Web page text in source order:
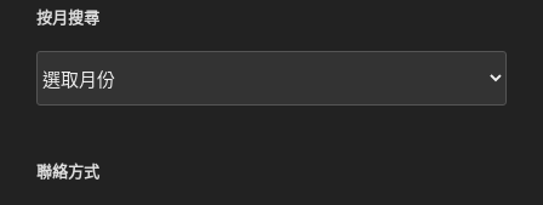
按月搜尋
按
月
聯絡方式